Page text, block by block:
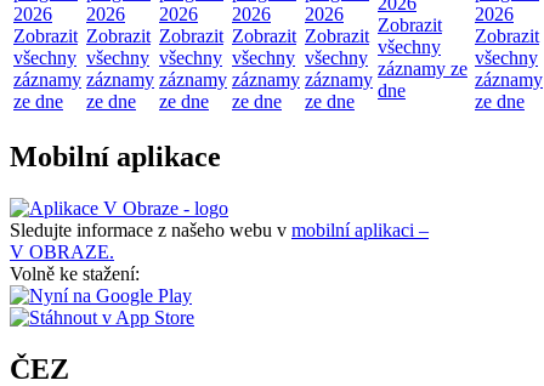
2026
Zobrazit
všechny
záznamy
ze dne
2026
Zobrazit
všechny
záznamy
ze dne
2026
Zobrazit
všechny
záznamy
ze dne
2026
Zobrazit
všechny
záznamy
ze dne
2026
Zobrazit
všechny
záznamy
ze dne
Zobrazit
všechny
záznamy ze
dne
2026
Zobrazit
všechny
záznamy
ze dne
Mobilní aplikace
Sledujte informace z našeho webu v mobilní aplikaci –
V OBRAZE.
Volně ke stažení:
ČEZ